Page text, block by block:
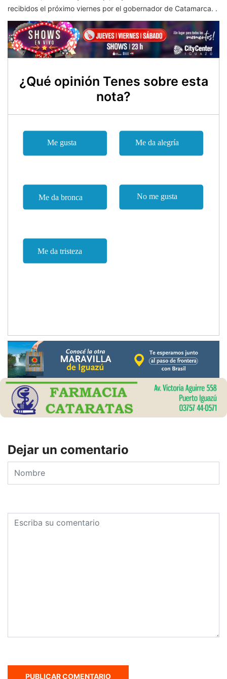
recibidos el próximo viernes por el gobernador de Catamarca. .
¿Qué opinión Tenes sobre esta
nota?
Dejar un comentario